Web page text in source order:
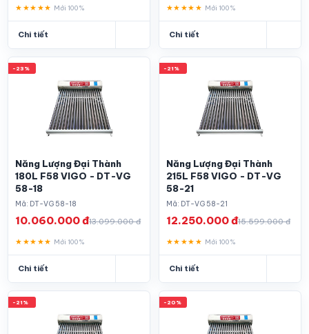
★★★★★ Mới 100%
Chi tiết
★★★★★ Mới 100%
Chi tiết
-23%
Năng Lượng Đại Thành
180L F58 VIGO - DT-VG
58-18
Mã: DT-VG 58-18
13.099.000 đ
10.060.000 đ
★★★★★ Mới 100%
Chi tiết
-21%
Năng Lượng Đại Thành
215L F58 VIGO - DT-VG
58-21
Mã: DT-VG 58-21
15.599.000 đ
12.250.000 đ
★★★★★ Mới 100%
Chi tiết
-21% -20%